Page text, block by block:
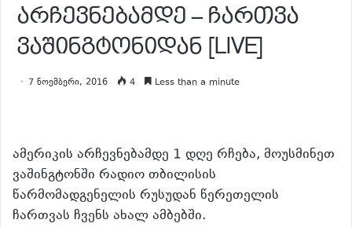
არჩევნებამდე – ჩართვა
ვაშინგტონიდან [LIVE]
7 ნოემბერი, 2016 4 Less than a minute
ამერიკის არჩევნებამდე 1 დღე რჩება, მოუსმინეთ
ვაშინგტონში რადიო თბილისის
წარმომადგენელის რუსუდან წერეთელის
ჩართვას ჩვენს ახალ ამბებში.